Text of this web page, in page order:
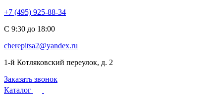
+7 (495) 925-88-34
С 9:30 до 18:00
cherepitsa2@yandex.ru
1-й Котляковский переулок, д. 2
Заказать звонок
Каталог